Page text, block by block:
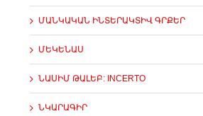
ՄԱՆԿԱԿԱՆ ԻՆՏԵՐԱԿՏԻՎ ԳՐՔԵՐ
ՄԵԿԵՆԱՍ
ՆԱՍԻՄ ԹԱԼԵԲ: INCERTO
ՆԿԱՐԱԳԻՐ